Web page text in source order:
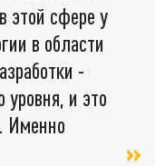
этой сфере у
в области
-
уровня, и это
Именно